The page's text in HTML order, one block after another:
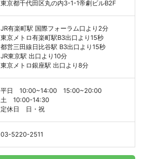
東京都千代田区丸の内3-1-1帝劇ビルB2F
JR有楽町駅 国際フォーラム口より2分
東京メトロ有楽町駅B3出口より15秒
都営三田線日比谷駅 B3出口より15秒
JR東京駅 出口より10分
東京メトロ銀座駅 出口より8分
平日 10:00~14:00 15:00~20:00
土 10:00-14:30
定休日 日・祝
03-5220-2511